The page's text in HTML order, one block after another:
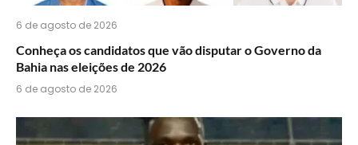
6 de agosto de 2026
Conheça os candidatos que vão disputar o Governo da
Bahia nas eleições de 2026
6 de agosto de 2026